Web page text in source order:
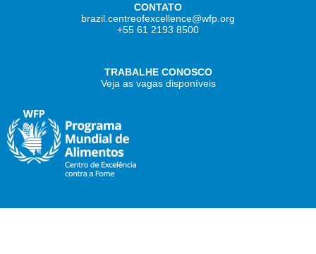
CONTATO
brazil.centreofexcellence@wfp.org
+55 61 2193 8500
TRABALHE CONOSCO
Veja as vagas disponíveis